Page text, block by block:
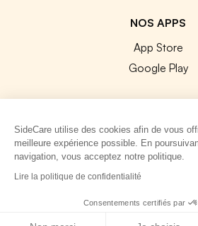
NOS APPS
App Store
Google Play
© 2026 SideCare. Tous
SideCare utilise des cookies afin de vous
meilleure expérience possible. En
navigation, vous acceptez notre politique.
Lire la politique de confidentialité
Consentements certifiés par